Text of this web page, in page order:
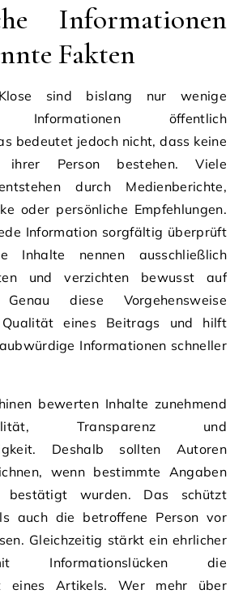
Informationen
Fakten
sind bislang nur wenige
Informationen öffentlich
bedeutet jedoch nicht, dass keine
ihrer Person bestehen. Viele
durch Medienberichte,
oder persönliche Empfehlungen.
Information sorgfältig überprüft
Inhalte nennen ausschließlich
und verzichten bewusst auf
Genau diese Vorgehensweise
eines Beitrags und hilft
Informationen schneller
bewerten Inhalte zunehmend
Transparenz und
Deshalb sollten Autoren
wenn bestimmte Angaben
bestätigt wurden. Das schützt
auch die betroffene Person vor
Gleichzeitig stärkt ein ehrlicher
Informationslücken die
eines Artikels. Wer mehr über